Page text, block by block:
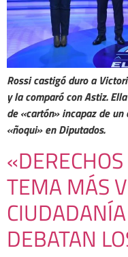
Rossi castigó duro a
y la comparó con Astiz.
de «cartón» incapaz de
«ñoqui» en Diputados.
TEMA MÁS
DEBATAN